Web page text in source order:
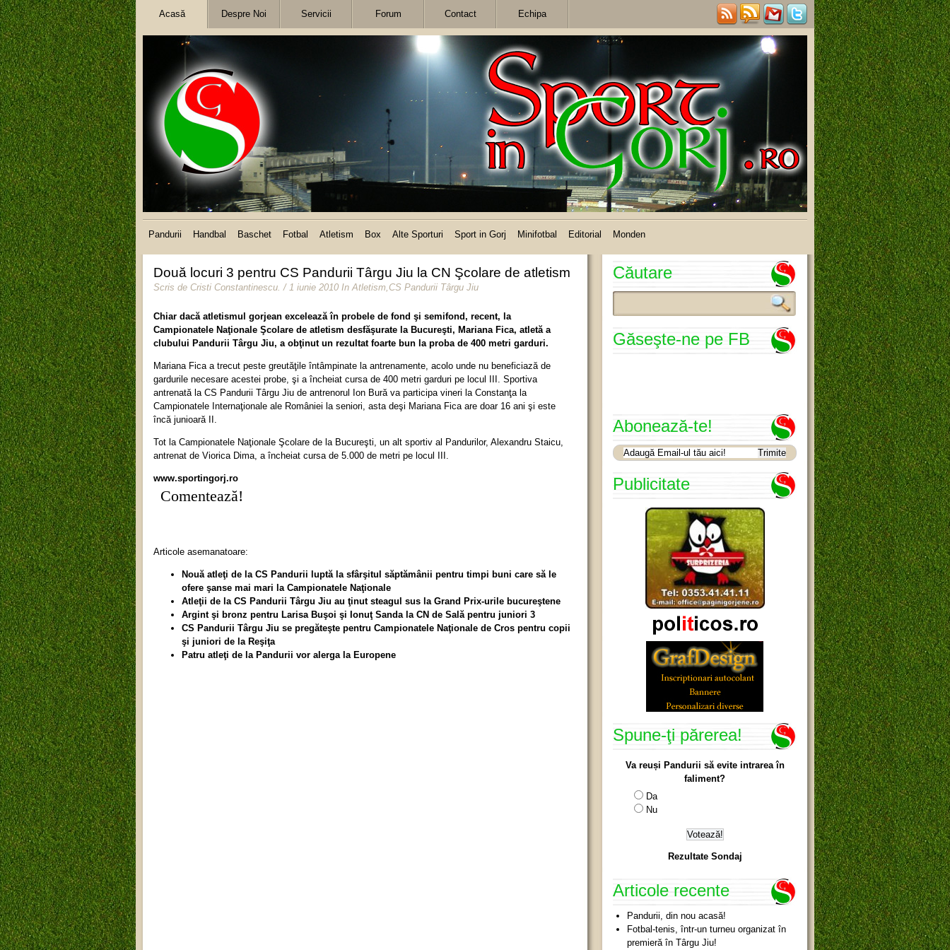
Acasă Despre Noi Servicii Forum Contact Echipa
Pandurii Handbal Baschet Fotbal Atletism Box Alte Sporturi Sport in Gorj Minifotbal Editorial Monden
Două locuri 3 pentru CS Pandurii Târgu Jiu la CN Şcolare de atletism
Scris de Cristi Constantinescu. / 1 iunie 2010 InAtletism,CS Pandurii Târgu Jiu
Chiar dacă atletismul gorjean excelează în probele de fond şi semifond, recent, la
Campionatele Naţionale Şcolare de atletism desfăşurate la Bucureşti, Mariana Fica, atletă a
clubului Pandurii Târgu Jiu, a obţinut un rezultat foarte bun la proba de 400 metri garduri.
Mariana Fica a trecut peste greutăţile întâmpinate la antrenamente, acolo unde nu beneficiază de
gardurile necesare acestei probe, şi a încheiat cursa de 400 metri garduri pe locul III. Sportiva
antrenată la CS Pandurii Târgu Jiu de antrenorul Ion Bură va participa vineri la Constanţa la
Campionatele Internaţionale ale României la seniori, asta deşi Mariana Fica are doar 16 ani şi este
încă junioară II.
Tot la Campionatele Naţionale Şcolare de la Bucureşti, un alt sportiv al Pandurilor, Alexandru Staicu,
antrenat de Viorica Dima, a încheiat cursa de 5.000 de metri pe locul III.
www.sportingorj.ro
Comentează!
Articole asemanatoare:
Nouă atleţi de la CS Pandurii luptă la sfârşitul săptămânii pentru timpi buni care să le
ofere şanse mai mari la Campionatele Naţionale
Atleţii de la CS Pandurii Târgu Jiu au ţinut steagul sus la Grand Prix-urile bucureştene
Argint şi bronz pentru Larisa Buşoi şi Ionuţ Sanda la CN de Sală pentru juniori 3
CS Pandurii Târgu Jiu se pregăteşte pentru Campionatele Naţionale de Cros pentru copii
şi juniori de la Reşiţa
Patru atleţi de la Pandurii vor alerga la Europene
Căutare
Găseşte-ne pe FB
Abonează-te!
Publicitate
Spune-ţi părerea!
Va reuși Pandurii să evite intrarea în
faliment?
Da
Nu
Rezultate Sondaj
Articole recente
Pandurii, din nou acasă!
Fotbal-tenis, într-un turneu organizat în
premieră în Târgu Jiu!